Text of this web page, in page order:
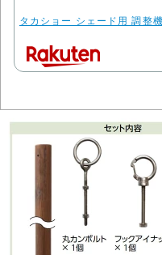
タカショー シェード用 調整